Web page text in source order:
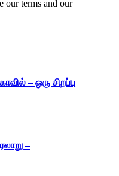
our terms and our
– ஒரு சிறப்பு
–